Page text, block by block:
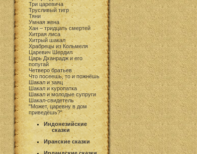
Три царевича
Трусливый тигр
Тяни
Умная жена
Хан – тридцать смертей
Хитрая лиса
Хитрый шакал
Храбрецы из Кольмеля
Царевич Шердил
Царь Дханрадж и его
попугай
Четверо братьев
Что посеешь, то и пожнёшь
Шакал и заяц
Шакал и куропатка
Шакал и молодые супруги
Шакал-свидетель
"Может, царевну в дом
приведёшь?"
Индонезийские
сказки
Иранские сказки